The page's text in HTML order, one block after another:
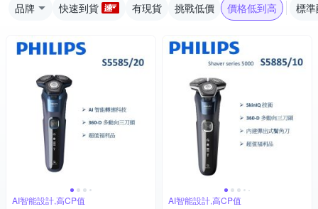
品牌 快速到貨 有現貨 挑戰低價 價格低到高 標
AI智能設計,高CP值 AI智能設計,高CP值